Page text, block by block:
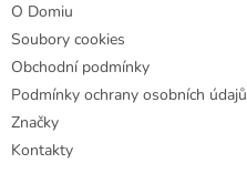
O Domiu
Soubory cookies
Obchodní podmínky
Podmínky ochrany osobních údajů
Značky
Kontakty